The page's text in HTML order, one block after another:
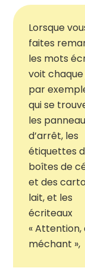
Lorsque
faites
les mots
voit chaque
par
qui se
les
d’arrêt, les
étiquettes
boîtes de
et des
lait, et les
écriteaux
« Attention,
méchant »,